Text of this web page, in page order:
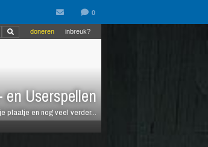
Userspellen
plaatje en nog veel verder...
inbreuk?
doneren